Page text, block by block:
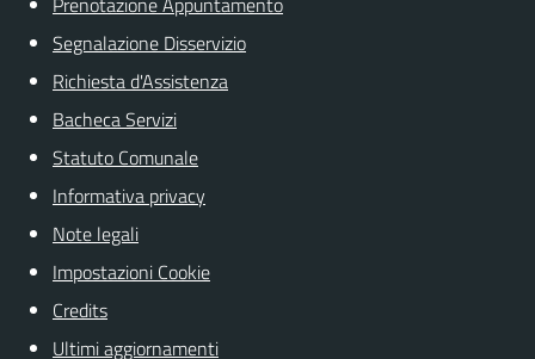
Segnalazione Disservizio
Richiesta d'Assistenza
Bacheca Servizi
Statuto Comunale
Informativa privacy
Note legali
Impostazioni Cookie
Credits
Ultimi aggiornamenti